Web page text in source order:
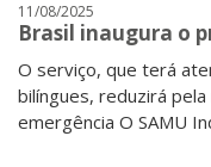
11/08/2025
Brasil inaugura o
O serviço, que terá
bilíngues, reduzirá
emergência O SAMU